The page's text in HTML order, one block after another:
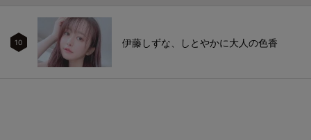
10 伊藤しずな、しとやかに大人の色香